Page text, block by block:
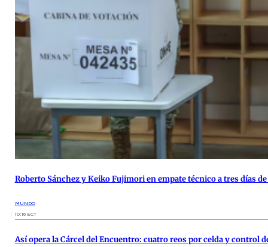
Roberto Sánchez y Keiko Fujimori en empate técnico a tres días
MUNDO
10:16 ECT
Así opera la Cárcel del Encuentro: cuatro reos por celda y control